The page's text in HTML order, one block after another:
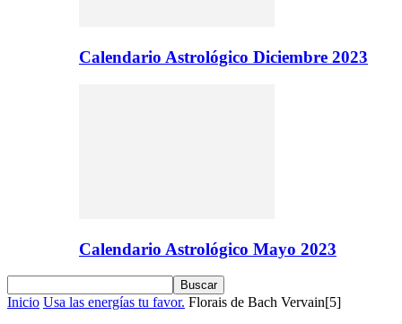
Calendario Astrológico Diciembre 2023
Calendario Astrológico Mayo 2023
Inicio Usa las energías tu favor. Florais de Bach Vervain[5]